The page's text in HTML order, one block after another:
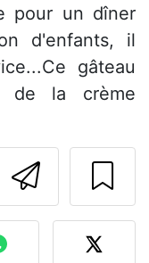
pour un dîner
d'enfants, il
gâteau
de la crème
de